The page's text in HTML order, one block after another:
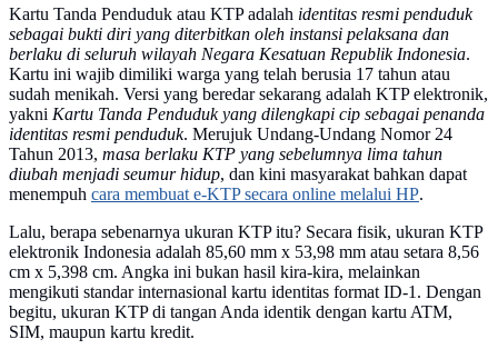
Kartu Tanda Penduduk atau KTP adalah identitas resmi penduduk
sebagai bukti diri yang diterbitkan oleh instansi pelaksana dan
berlaku di seluruh wilayah Negara Kesatuan Republik Indonesia.
Kartu ini wajib dimiliki warga yang telah berusia 17 tahun atau
sudah menikah. Versi yang beredar sekarang adalah KTP elektronik,
yakni Kartu Tanda Penduduk yang dilengkapi cip sebagai penanda
identitas resmi penduduk. Merujuk Undang-Undang Nomor 24
Tahun 2013, masa berlaku KTP yang sebelumnya lima tahun
diubah menjadi seumur hidup, dan kini masyarakat bahkan dapat
menempuh cara membuat e-KTP secara online melalui HP.
Lalu, berapa sebenarnya ukuran KTP itu? Secara fisik, ukuran KTP
elektronik Indonesia adalah 85,60 mm x 53,98 mm atau setara 8,56
cm x 5,398 cm. Angka ini bukan hasil kira-kira, melainkan
mengikuti standar internasional kartu identitas format ID-1. Dengan
begitu, ukuran KTP di tangan Anda identik dengan kartu ATM,
SIM, maupun kartu kredit.